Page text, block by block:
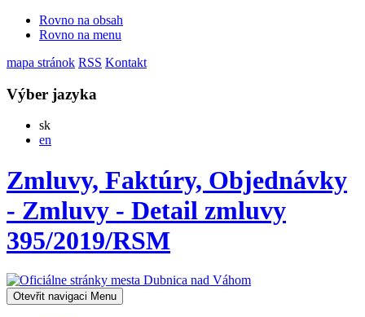
Rovno na obsah
Rovno na menu
mapa stránok RSS Kontakt
Výber jazyka
skSlovensky
en
Zmluvy, Faktúry, Objednávky
- Zmluvy - Detail zmluvy
395/2019/RSM
Otevřit navigaci Menu